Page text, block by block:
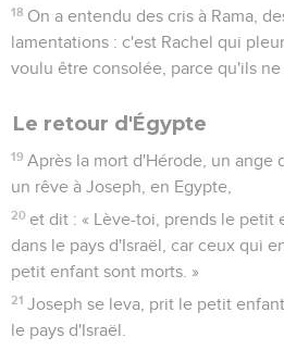
18 On a entendu des cris à Rama,
lamentations : c'est Rachel qui
voulu être consolée, parce qu'ils ne
Le retour d'Égypte
19 Après la mort d'Hérode, un ange
un rêve à Joseph, en Egypte,
20 et dit : « Lève-toi, prends le petit
dans le pays d'Israël, car ceux qui
petit enfant sont morts. »
21 Joseph se leva, prit le petit
le pays d'Israël.